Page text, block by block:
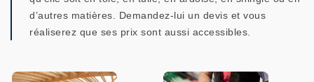
d’autres matières. Demandez-lui un devis et vous
réaliserez que ses prix sont aussi accessibles.